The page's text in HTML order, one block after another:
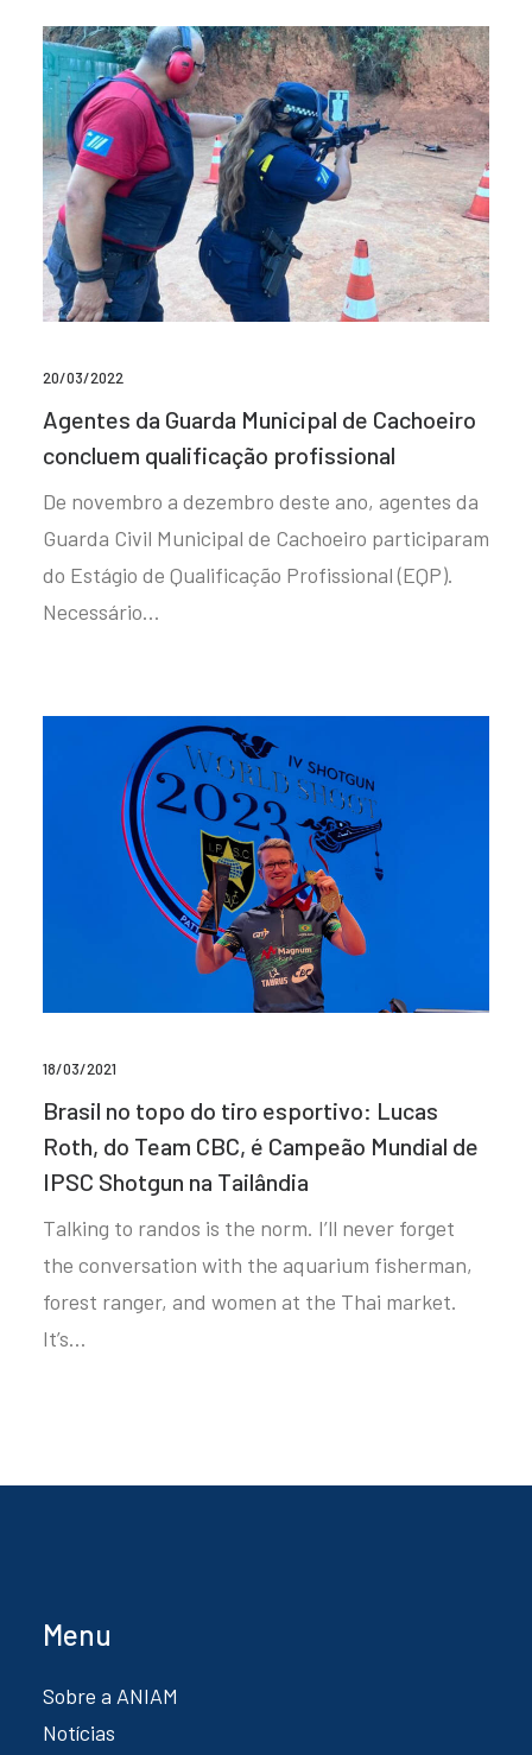
20/03/2022
Agentes da Guarda Municipal de Cachoeiro
concluem qualificação profissional
De novembro a dezembro deste ano, agentes da
Guarda Civil Municipal de Cachoeiro participaram
do Estágio de Qualificação Profissional (EQP).
Necessário…
18/03/2021
Brasil no topo do tiro esportivo: Lucas
Roth, do Team CBC, é Campeão Mundial de
IPSC Shotgun na Tailândia
Talking to randos is the norm. I’ll never forget
the conversation with the aquarium fisherman,
forest ranger, and women at the Thai market.
It’s…
Menu
Sobre a ANIAM
Notícias